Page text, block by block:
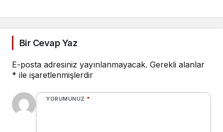
Bir Cevap Yaz
E-posta adresiniz yayınlanmayacak. Gerekli alanlar
* ile işaretlenmişlerdir
YORUMUNUZ *